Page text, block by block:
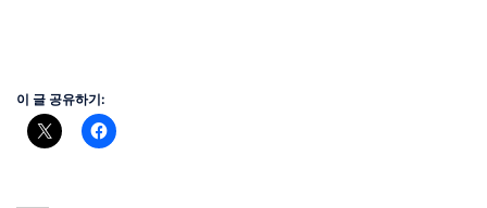
이 글 공유하기: